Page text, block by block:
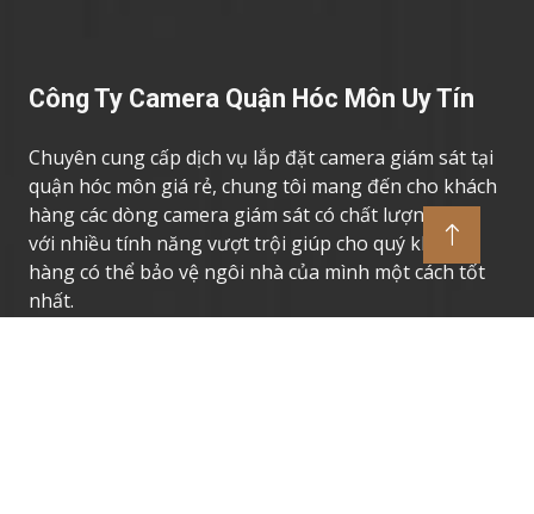
Công Ty Camera Quận Hóc Môn Uy Tín
Chuyên cung cấp dịch vụ lắp đặt camera giám sát tại
quận hóc môn giá rẻ, chung tôi mang đến cho khách
hàng các dòng camera giám sát có chất lượng cao,
với nhiều tính năng vượt trội giúp cho quý khách
hàng có thể bảo vệ ngôi nhà của mình một cách tốt
nhất.